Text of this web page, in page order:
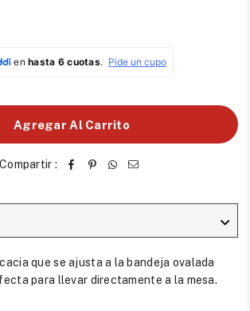
Agregar Al Carrito
Compartir :
que se ajusta a la bandeja ovalada
para llevar directamente a la mesa.